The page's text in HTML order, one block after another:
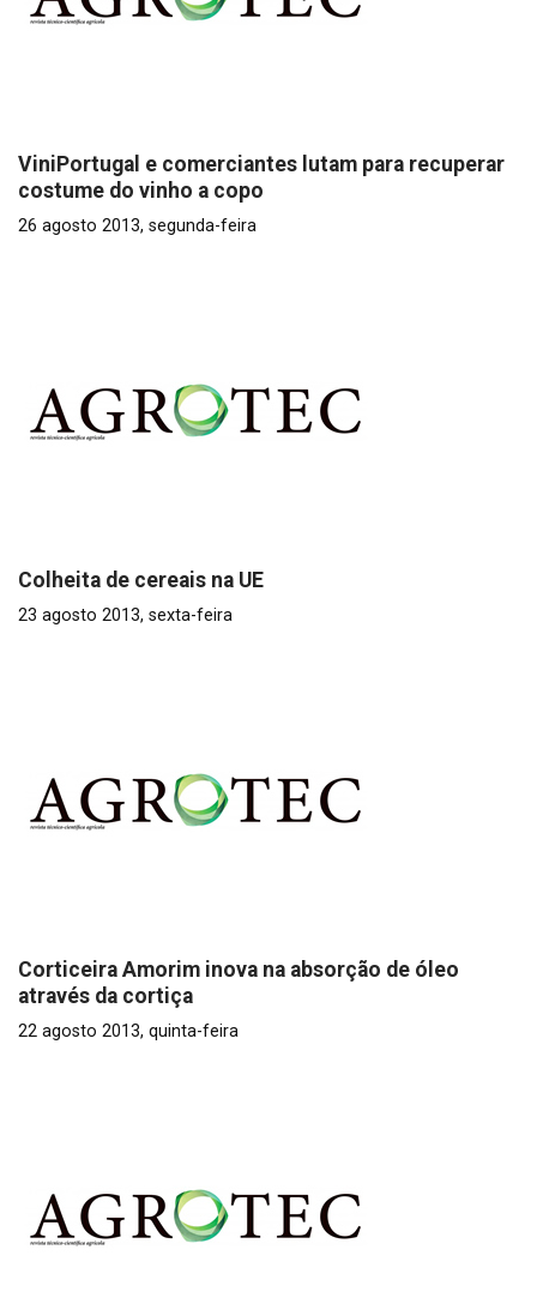
ViniPortugal e comerciantes lutam para recuperar
costume do vinho a copo
26 agosto 2013, segunda-feira
Colheita de cereais na UE
23 agosto 2013, sexta-feira
Corticeira Amorim inova na absorção de óleo
através da cortiça
22 agosto 2013, quinta-feira